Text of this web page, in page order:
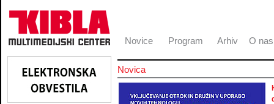
Novice Program Arhiv O nas
Novica